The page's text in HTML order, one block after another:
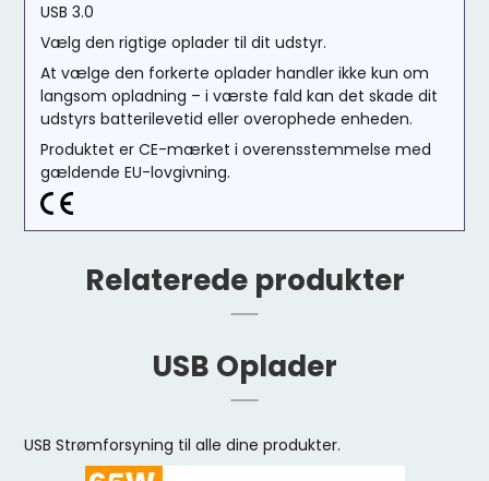
USB 3.0
Vælg den rigtige oplader til dit udstyr.
At vælge den forkerte oplader handler ikke kun om
langsom opladning – i værste fald kan det skade dit
udstyrs batterilevetid eller overophede enheden.
Produktet er CE-mærket i overensstemmelse med
gældende EU-lovgivning.
Relaterede produkter
USB Oplader
USB Strømforsyning til alle dine produkter.